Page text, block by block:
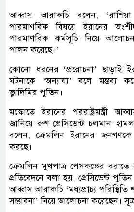
আব্বাস আরাকচি বলেন,
পারমাণবিক বিষয়ে ইরানের
পারমাণবিক কর্মসূচি নিয়ে
পালন করেছে।’
কোনো ধরনের ‘প্ররোচনা’ ছাড়াই
ঘটনাকে ‘অন্যায্য’ বলে মন্তব্য
ভ্লাদিমির পুতিন।
মস্কোতে ইরানের পররাষ্ট্রমন্ত্রী
জানিয়ে রুশ প্রেসিডেন্ট চলমান
বলেন, ক্রেমলিন ইরানের জনগণকে
করছে।
ক্রেমলিন মুখপাত্র পেসকভের
প্রতিবেদনে বলা হয়, প্রেসিডেন্ট পুতিন
আব্বাস আরাকচি ‘মধ্যপ্রাচ্য পরিস্থিতি
সম্ভাবনা’ নিয়ে আলোচনা করেছেন।